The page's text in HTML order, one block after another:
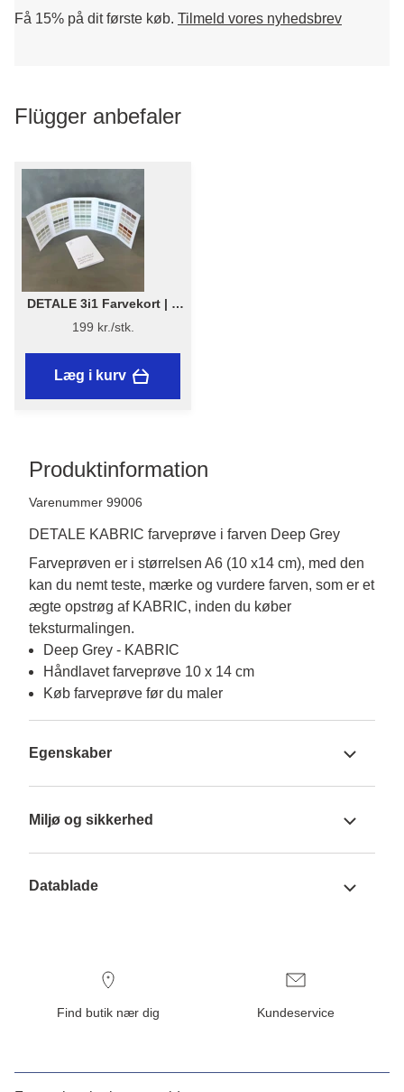
Få 15% på dit første køb. Tilmeld vores nyhedsbrev
Flügger anbefaler
DETALE 3i1 Farvekort | 1
stk. - DETALE 3 i 1
Farvekort 2025 - KABRIC,
KC14, Matt Paint
199 kr./stk.
Læg i kurv
Produktinformation
Varenummer 99006
DETALE KABRIC farveprøve i farven Deep Grey
Farveprøven er i størrelsen A6 (10 x14 cm), med den
kan du nemt teste, mærke og vurdere farven, som er et
ægte opstrøg af KABRIC, inden du køber
teksturmalingen.
Deep Grey - KABRIC
Håndlavet farveprøve 10 x 14 cm
Køb farveprøve før du maler
Egenskaber
Miljø og sikkerhed
Datablade
Find butik nær dig Kundeservice